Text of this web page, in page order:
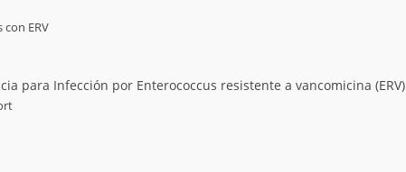
ERV
para Infección por Enterococcus resistente a vancomicina (ERV)